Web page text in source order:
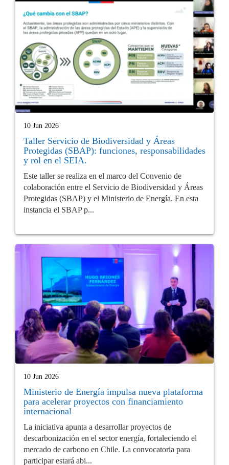
10 Jun 2026
Taller Servicio de Biodiversidad y Áreas
Protegidas (SBAP): funciones, responsabilidades
y rol en el SEIA.
Este taller se realiza en el marco del Convenio de
colaboración entre el Servicio de Biodiversidad y Áreas
Protegidas (SBAP) y el Ministerio de Energía. En esta
instancia el SBAP p...
10 Jun 2026
Ministerio de Energía impulsa nueva plataforma
para acelerar proyectos con financiamiento
internacional
La iniciativa apunta a desarrollar proyectos de
descarbonización en el sector energía, fortaleciendo el
mercado de carbono en Chile. La convocatoria para
participar estará abi...